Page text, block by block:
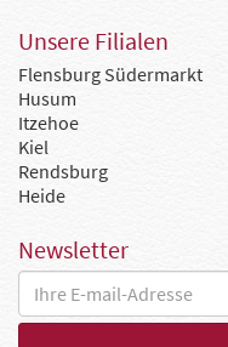
Unsere Filialen
Flensburg Südermarkt
Husum
Itzehoe
Kiel
Rendsburg
Heide
Newsletter